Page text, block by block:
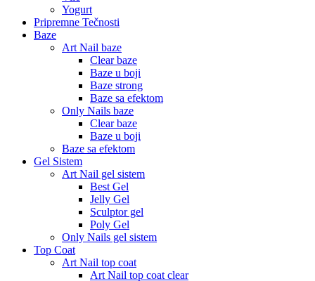
Yogurt
Pripremne Tečnosti
Baze
Art Nail baze
Clear baze
Baze u boji
Baze strong
Baze sa efektom
Only Nails baze
Clear baze
Baze u boji
Baze sa efektom
Gel Sistem
Art Nail gel sistem
Best Gel
Jelly Gel
Sculptor gel
Poly Gel
Only Nails gel sistem
Top Coat
Art Nail top coat
Art Nail top coat clear